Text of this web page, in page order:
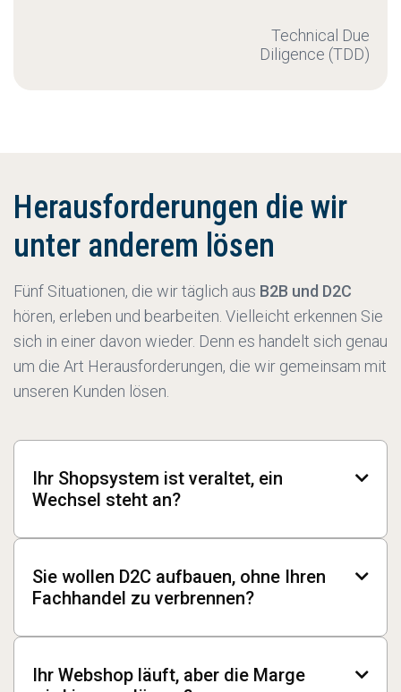
Technical Due
Diligence (TDD)
Herausforderungen die wir
unter anderem lösen
Fünf Situationen, die wir täglich aus B2B und D2C
hören, erleben und bearbeiten. Vielleicht erkennen Sie
sich in einer davon wieder. Denn es handelt sich genau
um die Art Herausforderungen, die wir gemeinsam mit
unseren Kunden lösen.
Ihr Shopsystem ist veraltet, ein
Wechsel steht an?

Performance nicht mehr für Ihr Wachstum.
Vielleicht passt das System einfach nicht mehr
zu Ihren Prozessen. Ein Replatforming ist eine
wollen das nicht zweimal machen. Wir helfen
Sie wollen D2C aufbauen, ohne Ihren
Fachhandel zu verbrennen?

klassischer Vertriebskanal über Fachhandel oder
Ihr Webshop läuft, aber die Marge
